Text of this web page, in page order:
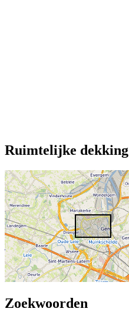
Ruimtelijke dekking
Zoekwoorden